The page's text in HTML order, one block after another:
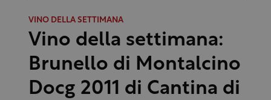
VINO DELLA SETTIMANA
Vino della settimana:
Brunello di Montalcino
Docg 2011 di Cantina di